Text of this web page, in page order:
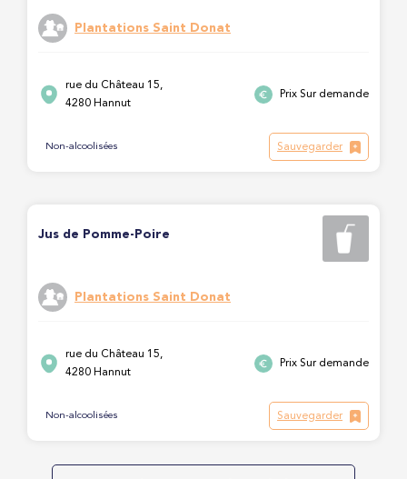
Plantations Saint Donat
rue du Château 15,
4280 Hannut
Prix Sur demande
Non-alcoolisées Sauvegarder
Jus de Pomme-Poire
Plantations Saint Donat
rue du Château 15,
4280 Hannut
Prix Sur demande
Non-alcoolisées Sauvegarder